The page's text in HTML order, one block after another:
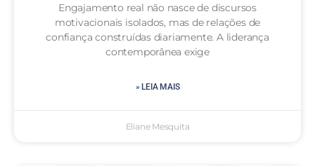
Engajamento real não nasce de discursos
motivacionais isolados, mas de relações de
confiança construídas diariamente. A liderança
contemporânea exige
» LEIA MAIS
Eliane Mesquita